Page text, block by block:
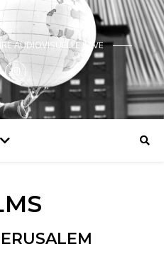
AUDIOVISUELLE JUIVE